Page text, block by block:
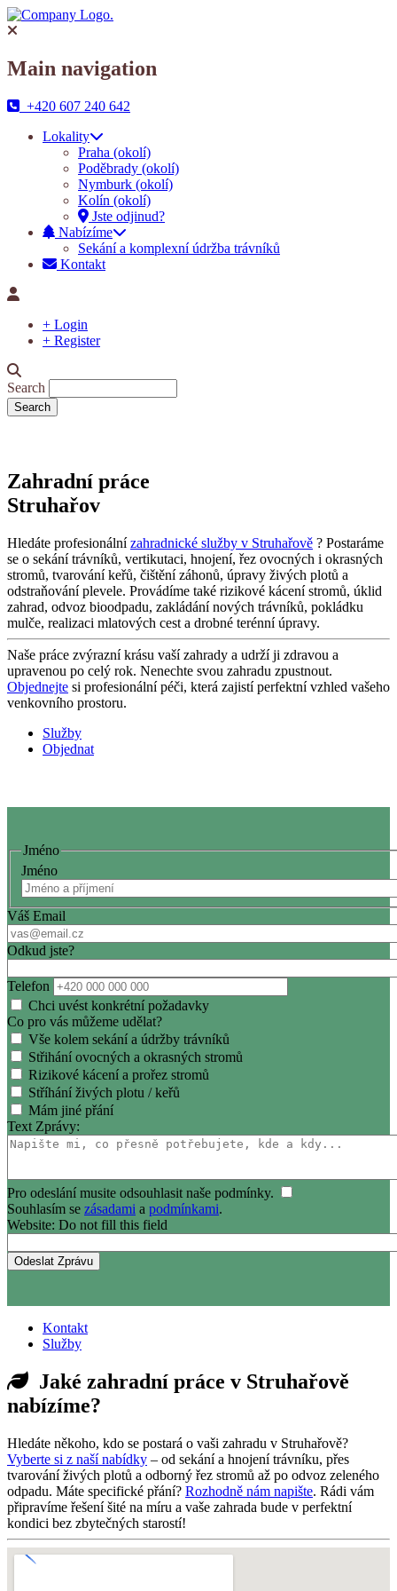
Main navigation
+420 607 240 642
Lokality
Praha (okolí)
Poděbrady (okolí)
Nymburk (okolí)
Kolín (okolí)
Jste odjinud?
Nabízíme
Sekání a komplexní údržba trávníků
Kontakt
+ Login
+ Register
Search
Zahradní práce
Struhařov
Hledáte profesionálnízahradnické služby v Struhařově ? Postaráme
se o sekání trávníků, vertikutaci, hnojení, řez ovocných i okrasných
stromů, tvarování keřů, čištění záhonů, úpravy živých plotů a
odstraňování plevele. Provádíme také rizikové kácení stromů, úklid
zahrad, odvoz bioodpadu, zakládání nových trávníků, pokládku
mulče, realizaci mlatových cest a drobné terénní úpravy.
Naše práce zvýrazní krásu vaší zahrady a udrží ji zdravou a
upravenou po celý rok. Nenechte svou zahradu zpustnout.
Objednejte si profesionální péči, která zajistí perfektní vzhled vašeho
venkovního prostoru.
Služby
Objednat
Jméno
Jméno
Váš Email
Odkud jste?
Telefon
Chci uvést konkrétní požadavky
Co pro vás můžeme udělat?
Vše kolem sekání a údržby trávníků
Střihání ovocných a okrasných stromů
Rizikové kácení a prořez stromů
Stříhání živých plotu / keřů
Mám jiné přání
Text Zprávy:
Pro odeslání musite odsouhlasit naše podmínky.
Souhlasím se zásadami a podmínkami.
Website: Do not fill this field
Kontakt
Služby
Jaké zahradní práce v Struhařově
nabízíme?
Hledáte někoho, kdo se postará o vaši zahradu v Struhařově?
Vyberte si z naší nabídky – od sekání a hnojení trávníku, přes
tvarování živých plotů a odborný řez stromů až po odvoz zeleného
odpadu. Máte specifické přání? Rozhodně nám napište. Rádi vám
připravíme řešení šité na míru a vaše zahrada bude v perfektní
kondici bez zbytečných starostí!